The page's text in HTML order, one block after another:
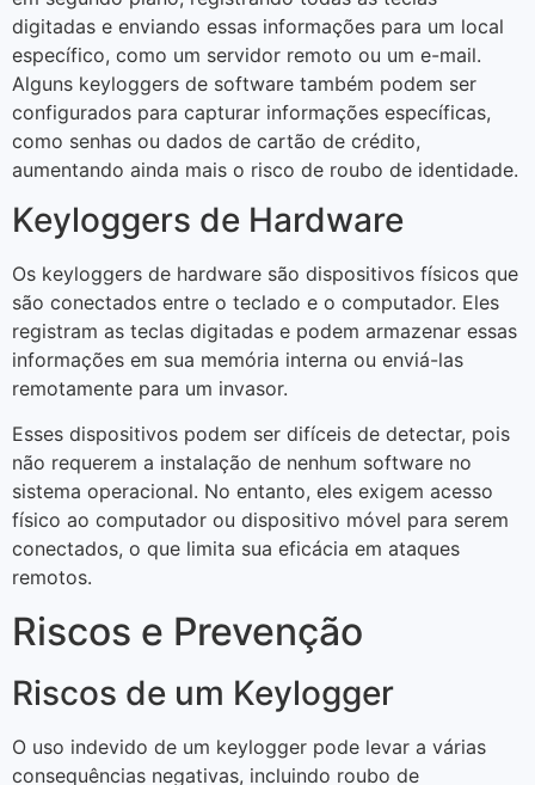
digitadas e enviando essas informações para um local
específico, como um servidor remoto ou um e-mail.
Alguns keyloggers de software também podem ser
configurados para capturar informações específicas,
como senhas ou dados de cartão de crédito,
aumentando ainda mais o risco de roubo de identidade.
Keyloggers de Hardware
Os keyloggers de hardware são dispositivos físicos que
são conectados entre o teclado e o computador. Eles
registram as teclas digitadas e podem armazenar essas
informações em sua memória interna ou enviá-las
remotamente para um invasor.
Esses dispositivos podem ser difíceis de detectar, pois
não requerem a instalação de nenhum software no
sistema operacional. No entanto, eles exigem acesso
físico ao computador ou dispositivo móvel para serem
conectados, o que limita sua eficácia em ataques
remotos.
Riscos e Prevenção
Riscos de um Keylogger
O uso indevido de um keylogger pode levar a várias
consequências negativas, incluindo roubo de